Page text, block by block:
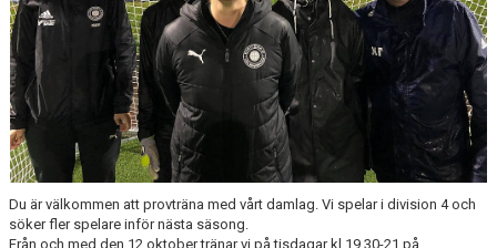
VÅRA LAG
SPONSORER
DOMARE, MATCHER.
AVGIFTER
FÖRENINGSSHOP
Du är välkommen att provträna med vårt damlag. Vi spelar i division 4 och
söker fler spelare inför nästa säsong.
Från och med den 12 oktober tränar vi på tisdagar kl 19.30-21 på